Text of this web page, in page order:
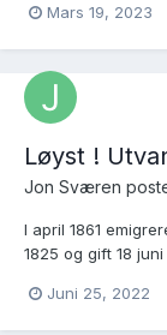
https://
Mars 19, 2023
Løyst !
Jon Sværen
I april 1861
1825 og gift 18
1859. https://
Juni 25, 2022